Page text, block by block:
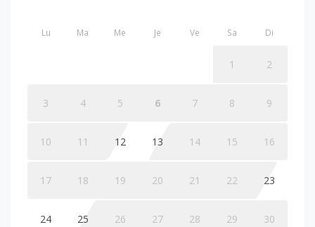
Lu Ma Me Je Ve Sa Di
1 2
3 4 5 6 7 8 9
10 11 12 13 14 15 16
17 18 19 20 21 22 23
24 25 26 27 28 29 30